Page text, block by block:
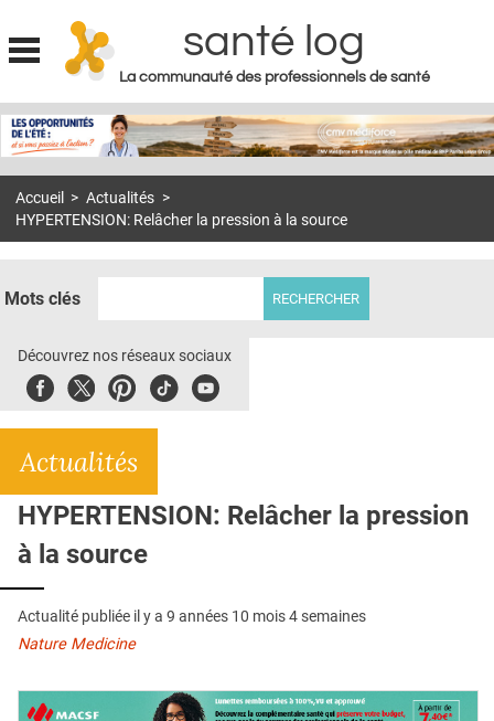
Jump to navigation
santé log
La communauté des professionnels de santé
MON COMPTE
S'ABONNER À LA REVUE SOIN À DOMICILE
DOSSIERS
E-REVUE SAD
L'APP
QUI SOMMES-NOUS ?
PUBLICITÉ
CONDITIONS GÉNÉRALES
CONTACT
Accueil > Actualités >
HYPERTENSION: Relâcher la pression à la source
Mots clés
Découvrez nos réseaux sociaux
FacebookTwitterPinterest
TiktokYoubute
Actualités
HYPERTENSION: Relâcher la pression
à la source
Actualité publiée il y a 9 années 10 mois 4 semaines
Nature Medicine